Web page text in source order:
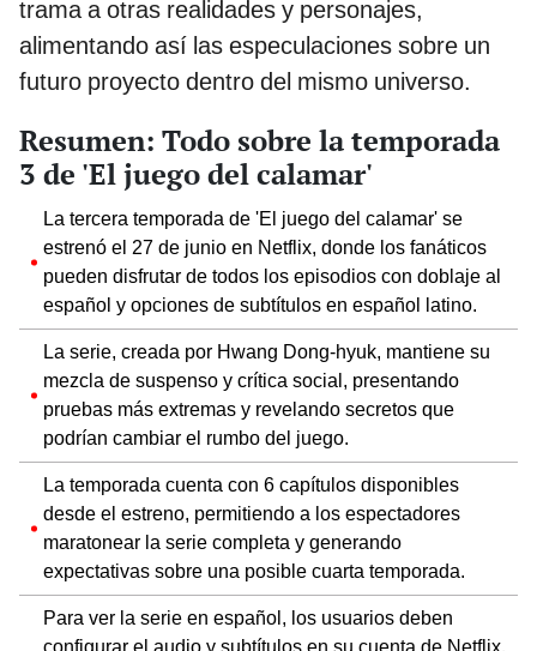
trama a otras realidades y personajes,
alimentando así las especulaciones sobre un
futuro proyecto dentro del mismo universo.
Resumen: Todo sobre la temporada
3 de 'El juego del calamar'
La tercera temporada de 'El juego del calamar' se
estrenó el 27 de junio en Netflix, donde los fanáticos
pueden disfrutar de todos los episodios con doblaje al
español y opciones de subtítulos en español latino.
La serie, creada por Hwang Dong-hyuk, mantiene su
mezcla de suspenso y crítica social, presentando
pruebas más extremas y revelando secretos que
podrían cambiar el rumbo del juego.
La temporada cuenta con 6 capítulos disponibles
desde el estreno, permitiendo a los espectadores
maratonear la serie completa y generando
expectativas sobre una posible cuarta temporada.
Para ver la serie en español, los usuarios deben